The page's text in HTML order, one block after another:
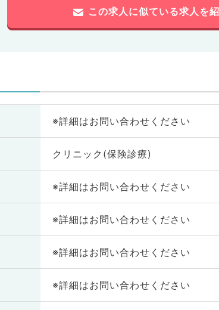
この求人に似ている求人を
※詳細はお問い合わせください
クリニック(保険診療)
※詳細はお問い合わせください
※詳細はお問い合わせください
※詳細はお問い合わせください
※詳細はお問い合わせください